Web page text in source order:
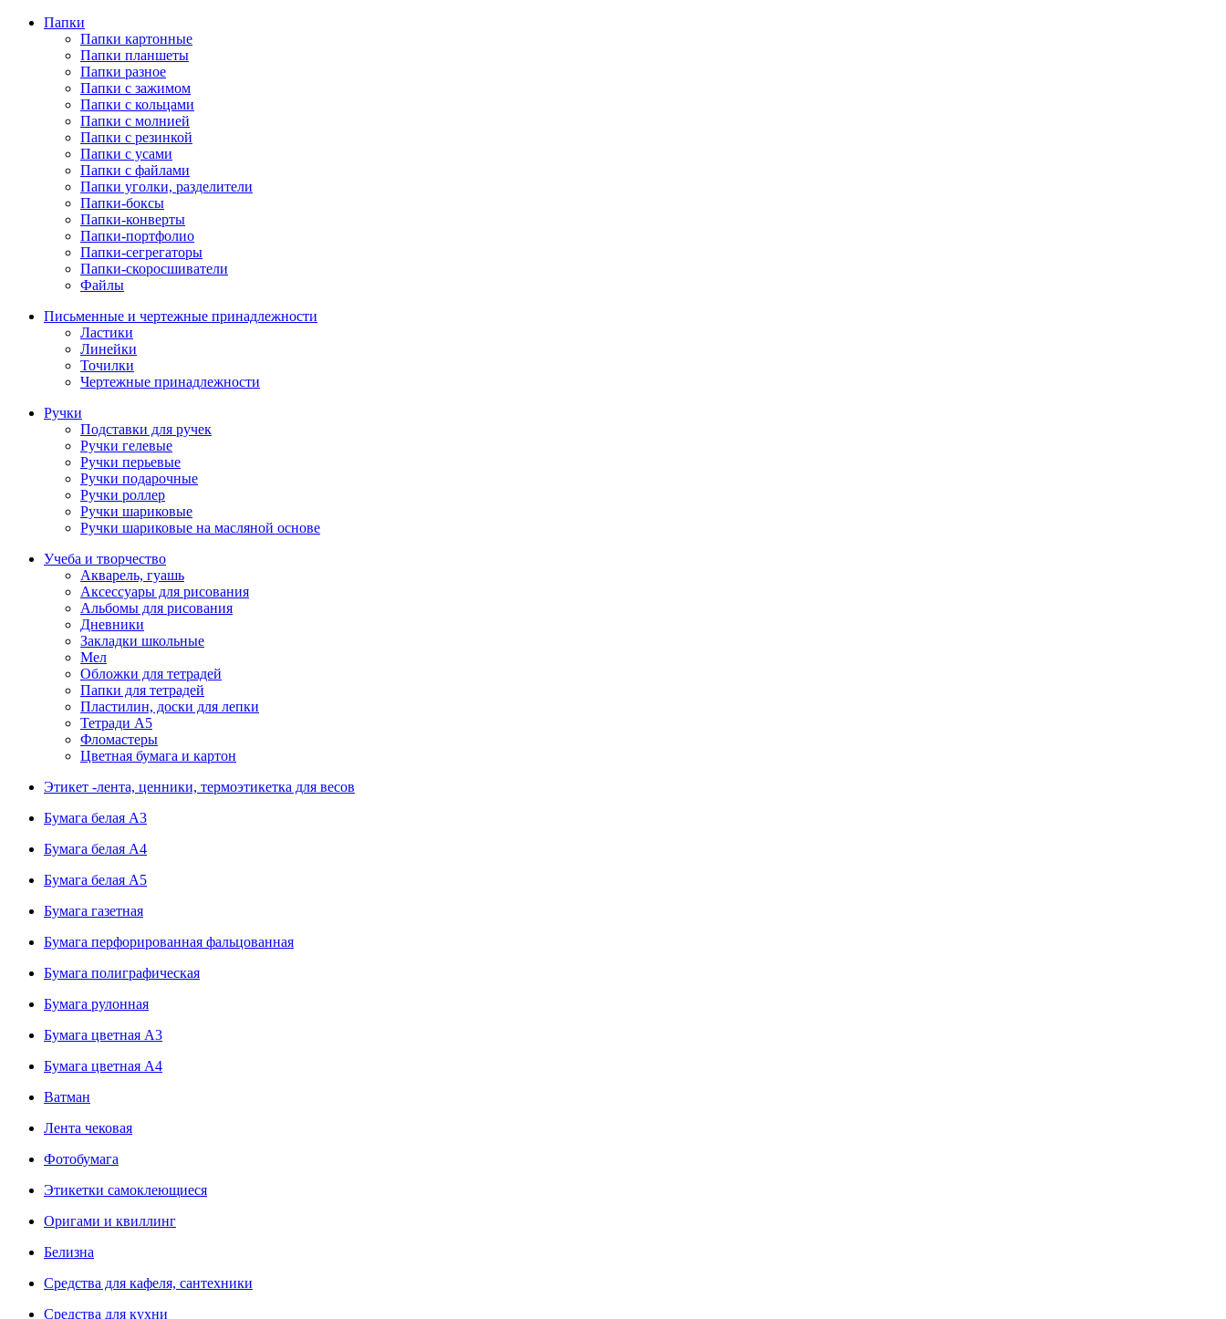
Папки
Папки картонные
Папки планшеты
Папки разное
Папки с зажимом
Папки с кольцами
Папки с молнией
Папки с резинкой
Папки с усами
Папки с файлами
Папки уголки, разделители
Папки-боксы
Папки-конверты
Папки-портфолио
Папки-сегрегаторы
Папки-скоросшиватели
Файлы
Письменные и чертежные принадлежности
Ластики
Линейки
Точилки
Чертежные принадлежности
Ручки
Подставки для ручек
Ручки гелевые
Ручки перьевые
Ручки подарочные
Ручки роллер
Ручки шариковые
Ручки шариковые на масляной основе
Учеба и творчество
Акварель, гуашь
Аксессуары для рисования
Альбомы для рисования
Дневники
Закладки школьные
Мел
Обложки для тетрадей
Папки для тетрадей
Пластилин, доски для лепки
Тетради А5
Фломастеры
Цветная бумага и картон
Этикет -лента, ценники, термоэтикетка для весов
Бумага белая А3
Бумага белая А4
Бумага белая А5
Бумага газетная
Бумага перфорированная фальцованная
Бумага полиграфическая
Бумага рулонная
Бумага цветная А3
Бумага цветная А4
Ватман
Лента чековая
Фотобумага
Этикетки самоклеющиеся
Оригами и квиллинг
Белизна
Средства для кафеля, сантехники
Средства для кухни